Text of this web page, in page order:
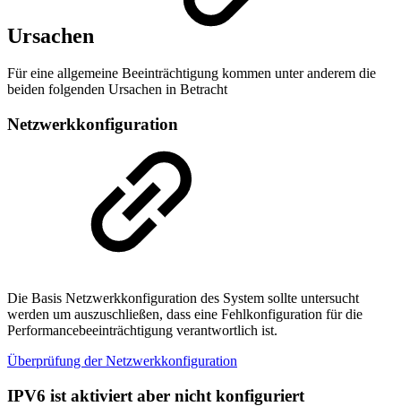
Ursachen
Für eine allgemeine Beeinträchtigung kommen unter anderem die
beiden folgenden Ursachen in Betracht
Netzwerkkonfiguration
Die Basis Netzwerkkonfiguration des System sollte untersucht
werden um auszuschließen, dass eine Fehlkonfiguration für die
Performancebeeinträchtigung verantwortlich ist.
Überprüfung der Netzwerkkonfiguration
IPV6 ist aktiviert aber nicht konfiguriert